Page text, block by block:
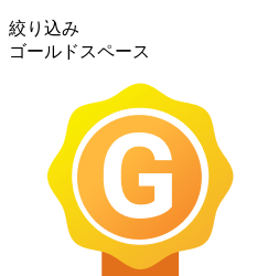
絞り込み
ゴールドスペース